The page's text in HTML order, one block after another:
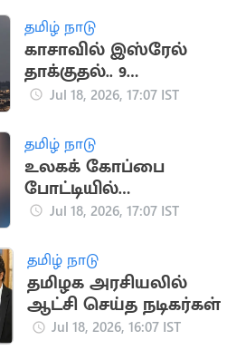
தமிழ் நாடு
காசாவில் இஸ்ரேல்
தாக்குதல்.. 9
பாலஸ்தீனர்கள்
Jul 18, 2026, 17:07 IST
தமிழ் நாடு
உலகக் கோப்பை
போட்டியில்
பயன்படுத்திய பீலே
ஏலம்
Jul 18, 2026, 17:07 IST
தமிழ் நாடு
தமிழக அரசியலில்
ஆட்சி செய்த நடிகர்கள்
Jul 18, 2026, 16:07 IST